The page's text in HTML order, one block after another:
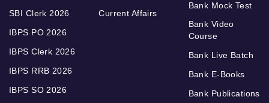
SBI Clerk 2026
IBPS PO 2026
IBPS Clerk 2026
IBPS RRB 2026
IBPS SO 2026
Current Affairs
Bank Mock Test
Bank Video
Course
Bank Live Batch
Bank E-Books
Bank Publications